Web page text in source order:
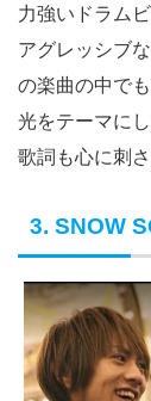
力強いドラム
アグレッシブ
の楽曲の中で
光をテーマに
歌詞も心に刺さ
3. SNOW